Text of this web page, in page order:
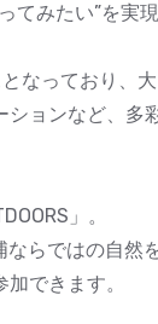
てみたい”を実
なっており、
ションなど、
」。
らではの自
できます。